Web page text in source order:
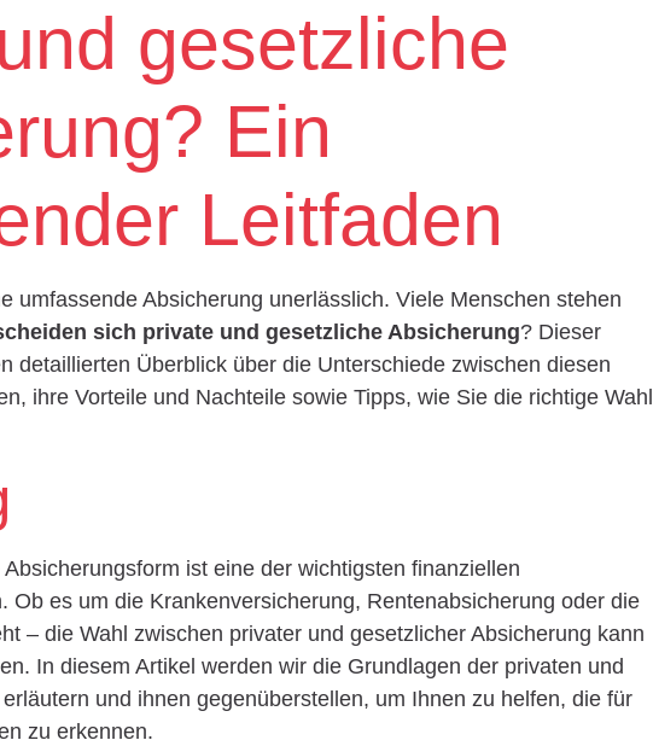
gesetzliche
Ein
Leitfaden
umfassende Absicherung unerlässlich. Viele Menschen stehen
sich private und gesetzliche Absicherung? Dieser
detaillierten Überblick über die Unterschiede zwischen diesen
ihre Vorteile und Nachteile sowie Tipps, wie Sie die richtige Wahl
ist eine der wichtigsten finanziellen
Ob es um die Krankenversicherung, Rentenabsicherung oder die
– die Wahl zwischen privater und gesetzlicher Absicherung kann
In diesem Artikel werden wir die Grundlagen der privaten und
und ihnen gegenüberstellen, um Ihnen zu helfen, die für
zu erkennen.